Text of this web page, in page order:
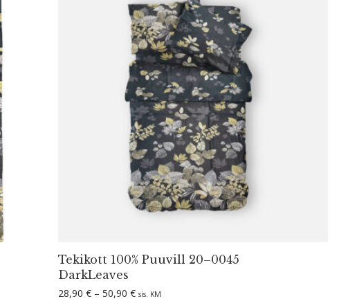
Tekikott 100% Puuvill 20–0045
DarkLeaves
28,90 € – 50,90 €Hinnavahemik: 28,90 € kuni 50,90 €
sis. KM